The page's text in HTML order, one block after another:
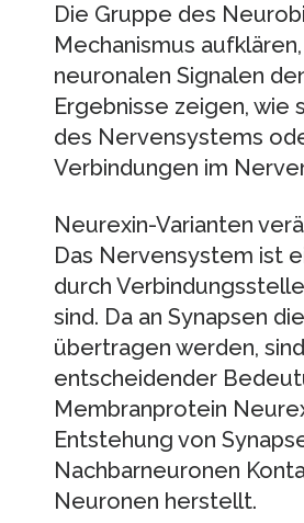
Die Gruppe des
Mechanismus
neuronalen Signalen
Ergebnisse zeigen, wie
des Nervensystems
Verbindungen im
Neurexin-Varianten
Das Nervensystem ist
durch
sind. Da an Synapsen
übertragen werden,
entscheidender
Membranprotein
Entstehung von
Nachbarneuronen
Neuronen herstellt.